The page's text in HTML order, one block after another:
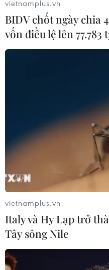
Cơ quan Cảnh sát điều
điều tra triệt để, mở rộng
pháp theo luật định để
vietnamplus.vn
BIDV chốt ngày chia
vốn điều lệ lên 77.783
vietnamplus.vn
Italy và Hy Lạp trở
Tây sông Nile